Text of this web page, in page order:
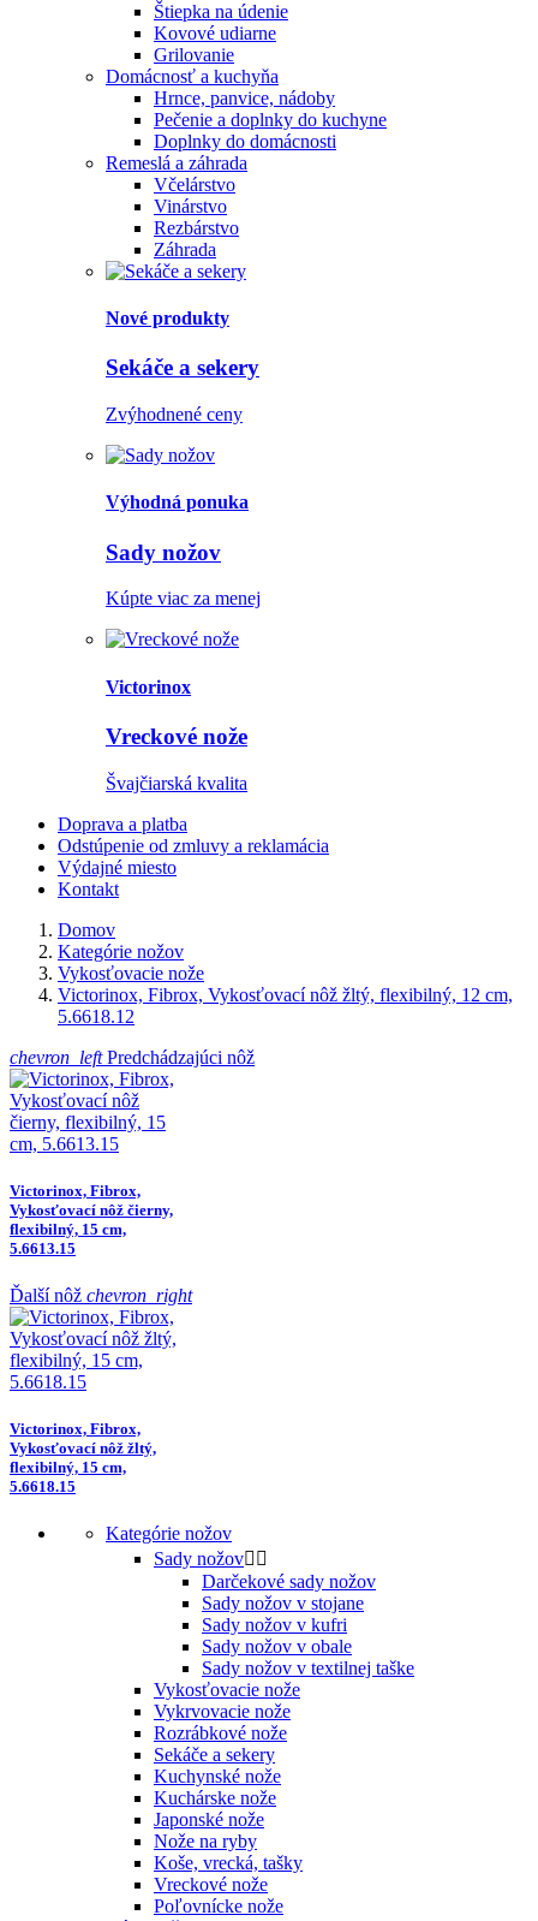
Štiepka na údenie
Kovové udiarne
Grilovanie
Domácnosť a kuchyňa
Hrnce, panvice, nádoby
Pečenie a doplnky do kuchyne
Doplnky do domácnosti
Remeslá a záhrada
Včelárstvo
Vinárstvo
Rezbárstvo
Záhrada
Nové produkty
Sekáče a sekery
Zvýhodnené ceny
Výhodná ponuka
Sady nožov
Kúpte viac za menej
Victorinox
Vreckové nože
Švajčiarská kvalita
Doprava a platba
Odstúpenie od zmluvy a reklamácia
Výdajné miesto
Kontakt
Domov
Kategórie nožov
Vykosťovacie nože
Victorinox, Fibrox, Vykosťovací nôž žltý, flexibilný, 12 cm,
5.6618.12
chevron_leftPredchádzajúci nôž
Victorinox, Fibrox,
Vykosťovací nôž čierny,
flexibilný, 15 cm,
5.6613.15
Ďalší nôž chevron_right
Victorinox, Fibrox,
Vykosťovací nôž žltý,
flexibilný, 15 cm,
5.6618.15
Kategórie nožov
Sady nožov 
Darčekové sady nožov
Sady nožov v stojane
Sady nožov v kufri
Sady nožov v obale
Sady nožov v textilnej taške
Vykosťovacie nože
Vykrvovacie nože
Rozrábkové nože
Sekáče a sekery
Kuchynské nože
Kuchárske nože
Japonské nože
Nože na ryby
Koše, vrecká, tašky
Vreckové nože
Poľovnícke nože